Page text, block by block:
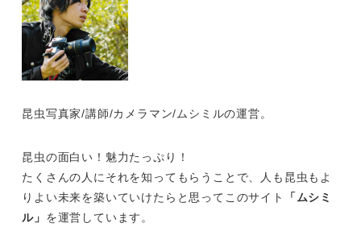
昆虫写真家/講師/カメラマン/ムシミルの運営。
昆虫の面白い！魅力たっぷり！
たくさんの人にそれを知ってもらうことで、人も昆虫もよ
りよい未来を築いていけたらと思ってこのサイト
「ムシミ
ル」 を運営しています。